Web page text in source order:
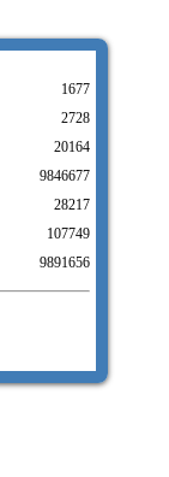
1677
2728
20164
9846677
28217
107749
9891656